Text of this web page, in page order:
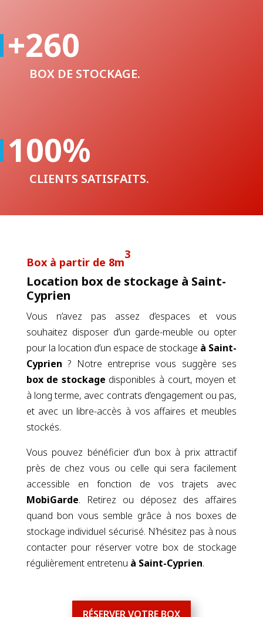
+260
100%
Location box de stockage à Saint-
Cyprien
Vous n’avez pas assez d’espaces et vous
souhaitez disposer d’un garde-meuble ou opter
pour la location d’un espace de stockageà Saint-
Cyprien ? Notre entreprise vous suggère ses
box de stockage
et avec un libre-accès à vos affaires et meubles
stockés.
Vous pouvez bénéficier d’un box à prix attractif
près de chez vous ou celle qui sera facilement
accessible en fonction de vos trajets avec
MobiGarde. Retirez ou déposez des affaires
quand bon vous semble grâce à nos boxes de
régulièrement entretenuà Saint-Cyprien